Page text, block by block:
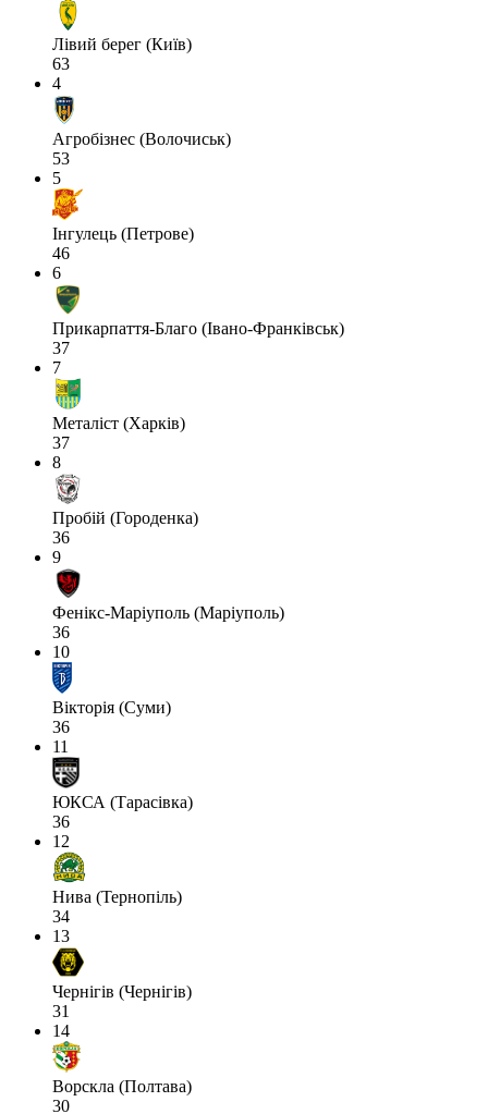
Лівий берег (Київ)
63
4
Агробізнес (Волочиськ)
53
5
Інгулець (Петрове)
46
6
Прикарпаття-Благо (Івано-Франківськ)
37
7
Металіст (Харків)
37
8
Пробій (Городенка)
36
9
Фенікс-Маріуполь (Маріуполь)
36
10
Вікторія (Суми)
36
11
ЮКСА (Тарасівка)
36
12
Нива (Тернопіль)
34
13
Чернігів (Чернігів)
31
14
Ворскла (Полтава)
30